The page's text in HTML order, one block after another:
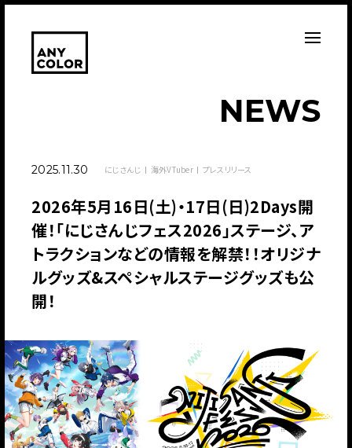
NEWS
2025.11.30 にじさんじ 海外VTuber プレスリリース
2026年5月16日(土)・17日(日)2Days開
催！「にじさんじフェス2026」ステージ、ア
トラクションなどの情報を解禁！！オリジナ
ルグッズ&スペシャルステージグッズも公
開！